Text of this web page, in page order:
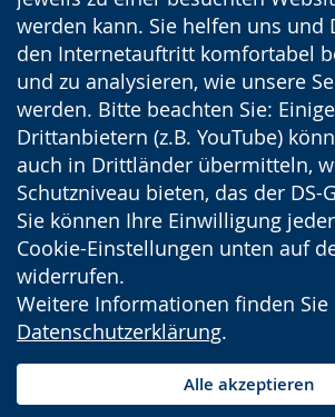
werden kann. Sie helfen uns und
den Internetauftritt komfortabel
und zu analysieren, wie unsere
werden. Bitte beachten Sie:
Drittanbietern (z.B. YouTube)
auch in Drittländer übermitteln,
Schutzniveau bieten, das der DS-
Sie können Ihre Einwilligung
Cookie-Einstellungen unten auf
widerrufen.
Weitere Informationen finden
Datenschutzerklärung.
Alle akzeptieren